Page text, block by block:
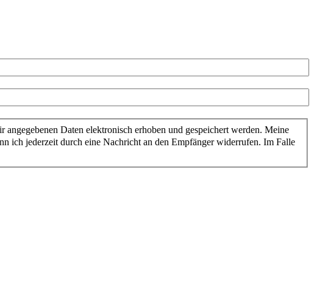
Daten elektronisch erhoben und gespeichert werden. Meine
ich jederzeit durch eine Nachricht an den Empfänger widerrufen. Im Falle